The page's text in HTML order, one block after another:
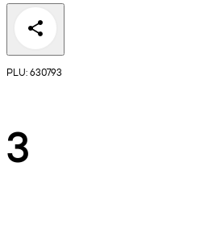
PLU: 630793
3